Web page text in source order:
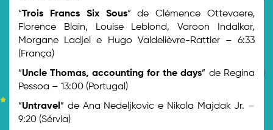
“Trois Francs Six Sous” de Clémence Ottevaere,
Florence Blain, Louise Leblond, Varoon Indalkar,
Morgane Ladjel e Hugo Valdelièvre-Rattier – 6:33
(França)
“Uncle Thomas, accounting for the days” de Regina
Pessoa – 13:00 (Portugal)
“Untravel ” de Ana Nedeljkovic e Nikola Majdak Jr. –
9:20 (Sérvia)